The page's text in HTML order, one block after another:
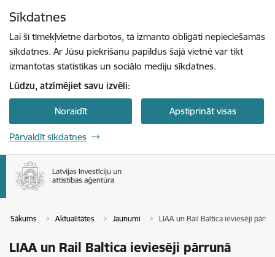
Sīkdatnes
Lai šī tīmekļvietne darbotos, tā izmanto obligāti nepieciešamās
sīkdatnes. Ar Jūsu piekrišanu papildus šajā vietnē var tikt
izmantotas statistikas un sociālo mediju sīkdatnes.
Lūdzu, atzīmējiet savu izvēli:
Noraidīt Apstiprināt visas
Pārvaldīt sīkdatnes
Sākums Aktualitātes Jaunumi LIAA un Rail Baltica ieviesēji
LIAA un Rail Baltica ieviesēji pārrunā